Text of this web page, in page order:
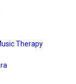
Therapy